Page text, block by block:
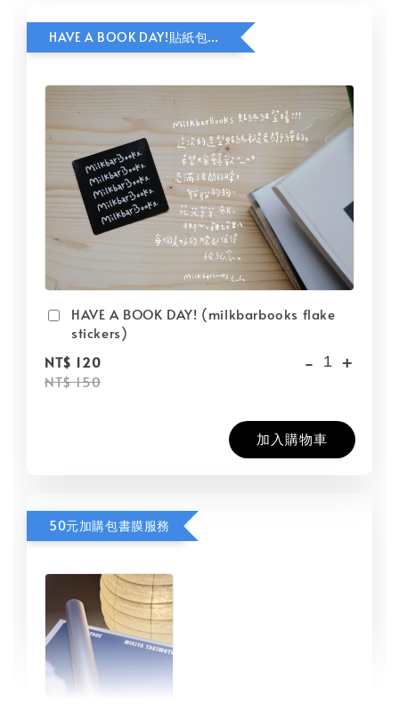
HAVE A BOOK DAY!貼紙包加價購
HAVE A BOOK DAY! (milkbarbooks flake
stickers)
NT$ 120
NT$ 150
- +
加入購物車
50元加購包書膜服務